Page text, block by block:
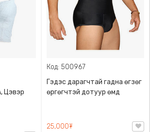
Цэвэр
Код: 500967
Гэдэс дарагчтай гадна өгзөг
өргөгчтэй дотуур өмд
25,000₮